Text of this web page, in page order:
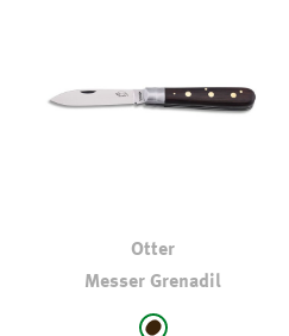
Otter
Messer Grenadil
auswählen